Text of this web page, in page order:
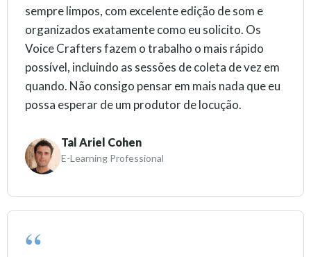
sempre limpos, com excelente edição de som e
organizados exatamente como eu solicito. Os
Voice Crafters fazem o trabalho o mais rápido
possível, incluindo as sessões de coleta de vez em
quando. Não consigo pensar em mais nada que eu
possa esperar de um produtor de locução.
Tal Ariel Cohen
E-Learning Professional